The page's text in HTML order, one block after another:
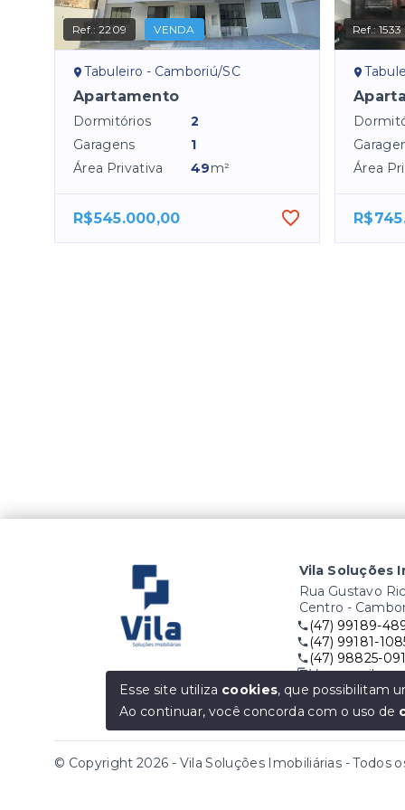
Ref.:2209 VENDA
Tabuleiro - Camboriú/SC
Apartamento
Dormitórios
2
Garagens
1
Área Privativa
49m²
R$545.000,00
Ref.:1533
Área
Vila Soluções
Rua Gustavo
Centro -
(47) 99189-
(47) 99181-
(47) 98825-
Ver e-mail
O seu Sonho
© Copyright 2026 - Vila Soluções Imobiliárias - Todos
Esse site utiliza cookies, que possibilitam
Ao continuar, você concorda com o uso de